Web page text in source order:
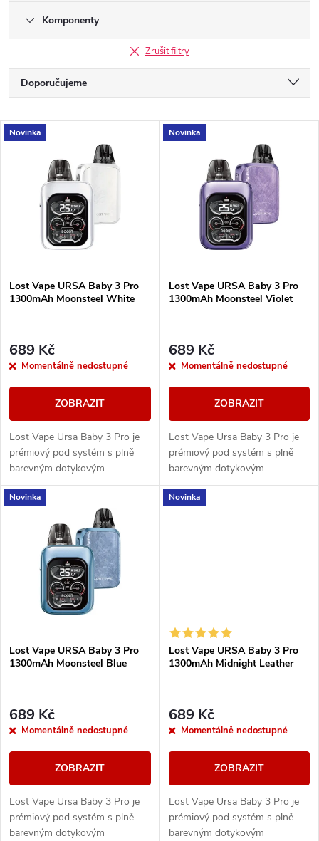
Komponenty
Zrušit filtry
Ř
a
p
r
o
u
k
t
Doporučujeme
Nejdražší
Nejprodávanější
Abecedně
V
s
p
r
o
d
u
k
Novinka
Lost Vape URSA Baby 3 Pro
1300mAh Moonsteel White
689 Kč
Momentálně nedostupné
ZOBRAZIT
Lost Vape Ursa Baby 3 Pro je
prémiový pod systém s plně
barevným dotykovým
displejem, výkonem až 35 W a
integrovanou baterií 1300 mAh.
Novinka
Lost Vape URSA Baby 3 Pro
1300mAh Moonsteel Violet
689 Kč
Momentálně nedostupné
ZOBRAZIT
Lost Vape Ursa Baby 3 Pro je
prémiový pod systém s plně
barevným dotykovým
displejem, výkonem až 35 W a
integrovanou baterií 1300 mAh.
Novinka
Lost Vape URSA Baby 3 Pro
1300mAh Moonsteel Blue
689 Kč
Momentálně nedostupné
ZOBRAZIT
Lost Vape Ursa Baby 3 Pro je
prémiový pod systém s plně
barevným dotykovým
Novinka
Lost Vape URSA Baby 3 Pro
1300mAh Midnight Leather
689 Kč
Momentálně nedostupné
ZOBRAZIT
Lost Vape Ursa Baby 3 Pro je
prémiový pod systém s plně
barevným dotykovým